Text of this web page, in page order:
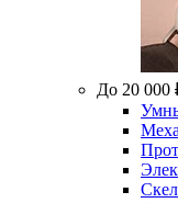
До 20 000